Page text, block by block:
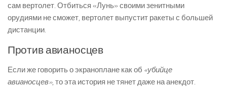
сам вертолет. Отбиться «Лунь» своими зенитными
орудиями не сможет, вертолет выпустит ракеты с большей
дистанции.
Против авианосцев
Если же говорить о экраноплане как об «убийце
авианосцев», то эта история не тянет даже на анекдот.